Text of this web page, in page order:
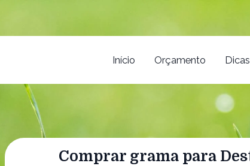
Início Orçamento Dicas
Comprar grama para